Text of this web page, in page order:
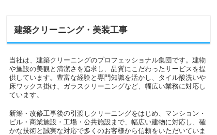
建築クリーニング・美装工事
当社は、建築クリーニングのプロフェッショナル集団です。建物
や施設の美観と清潔さを追求し、品質にこだわったサービスを提
供しています。豊富な経験と専門知識を活かし、タイル酸洗いや
床ワックス掛け、ガラスクリーニングなど、幅広い業務に対応し
ています。
新築・改修工事後の引渡しクリーニングをはじめ、マンション・
ビル・商業施設・工場・公共施設まで、幅広い建物に対応し、確
かな技術と誠実な対応で多くのお客様から信頼をいただいていま